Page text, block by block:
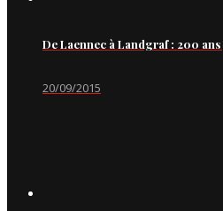
De Laennec à Landgraf : 200
20/09/2015